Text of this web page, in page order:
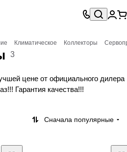
Климатическое Коллекторы
3
цене от официального дилера
Гарантия качества!!!
Сначала популярные